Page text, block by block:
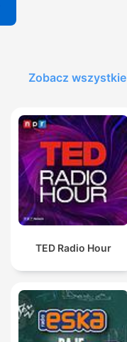
Zobacz wszystkie
TED Radio Hour